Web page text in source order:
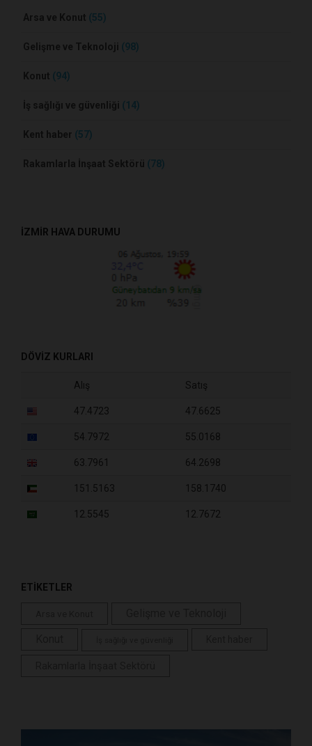
Arsa ve Konut (55)
Gelişme ve Teknoloji (98)
Konut (94)
İş sağlığı ve güvenliği (14)
Kent haber (57)
Rakamlarla İnşaat Sektörü (78)
İZMİR HAVA DURUMU
DÖVİZ KURLARI
Alış Satış
47.4723 47.6625
54.7972 55.0168
63.7961 64.2698
151.5163 158.1740
12.5545 12.7672
ETİKETLER